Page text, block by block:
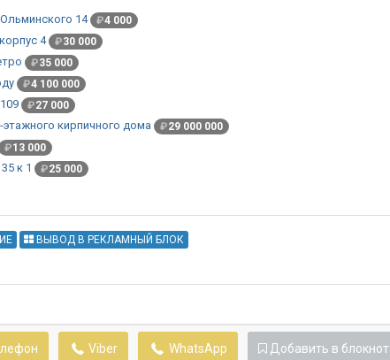
14 ₽4 000
4 ₽30 000
₽35 000
₽4 100 000
₽27 000
кирпичного дома ₽29 000 000
₽13 000
к 1 ₽25 000
ВЫВОД В РЕКЛАМНЫЙ БЛОК
Viber WhatsApp Добавить в блокнот